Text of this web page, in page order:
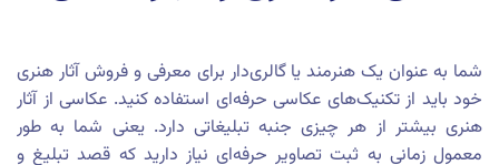
شما به عنوان یک هنرمند یا گالری‌دار برای معرفی و فروش آثار هنری
خود باید از تکنیک‌های عکاسی حرفه‌ای استفاده کنید. عکاسی از آثار
هنری بیشتر از هر چیزی جنبه تبلیغاتی دارد. یعنی شما به طور
معمول زمانی به ثبت تصاویر حرفه‌ای نیاز دارید که قصد تبلیغ و